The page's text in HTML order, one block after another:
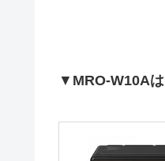
▼ MRO-W10A